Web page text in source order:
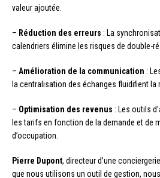
valeur ajoutée.
– Réduction des erreurs : La
calendriers élimine les risques de double-
– Amélioration de la communication :
la centralisation des échanges fluidifient la
– Optimisation des revenus : Les outils
les tarifs en fonction de la demande et de
d’occupation.
Pierre Dupont, directeur d’une
que nous utilisons un outil de gestion,